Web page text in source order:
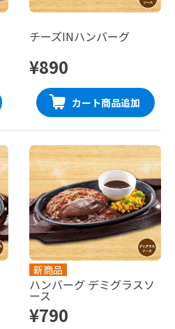
チーズINハンバーグ
¥890
カート商品追加
新商品
ハンバーグ デミグラスソ
ース
¥790